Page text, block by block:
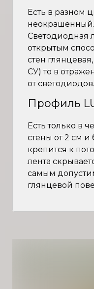
Есть в разном
неокрашенный.
Светодиодная
открытым
стен
СУ) то в
от светодиодов.
Профиль
Есть только в
стены от 2 см
крепится к
лента
самым
глянцевой